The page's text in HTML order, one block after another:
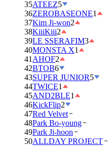
35ATEEZ5
36ZEROBASEONE1
37Kim Ji-won2
38KiiiKiii2
39LE SSERAFIM3
40MONSTA X1
41 AHOF2
42BTOB6
43SUPER JUNIOR5
44TWICE1
45AND2BLE1
46KickFlip2
47Red Velvet
48Park Bo-young
49Park Ji-hoon
50ALLDAY PROJECT
BTS